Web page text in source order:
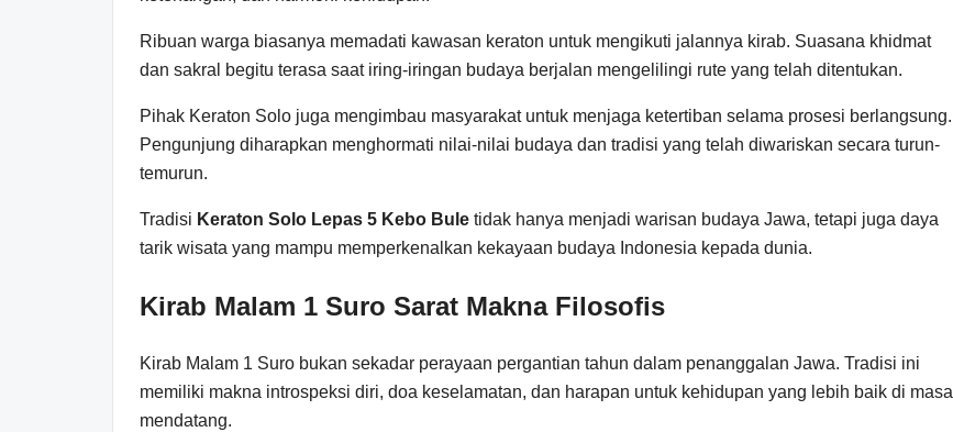
Ribuan warga biasanya memadati kawasan keraton untuk mengikuti jalannya kirab. Suasana khidmat
dan sakral begitu terasa saat iring-iringan budaya berjalan mengelilingi rute yang telah ditentukan.
Pihak Keraton Solo juga mengimbau masyarakat untuk menjaga ketertiban selama prosesi berlangsung.
Pengunjung diharapkan menghormati nilai-nilai budaya dan tradisi yang telah diwariskan secara turun-
temurun.
Tradisi Keraton Solo Lepas 5 Kebo Bule tidak hanya menjadi warisan budaya Jawa, tetapi juga daya
tarik wisata yang mampu memperkenalkan kekayaan budaya Indonesia kepada dunia.
Kirab Malam 1 Suro Sarat Makna Filosofis
Kirab Malam 1 Suro bukan sekadar perayaan pergantian tahun dalam penanggalan Jawa. Tradisi ini
memiliki makna introspeksi diri, doa keselamatan, dan harapan untuk kehidupan yang lebih baik di masa
mendatang.